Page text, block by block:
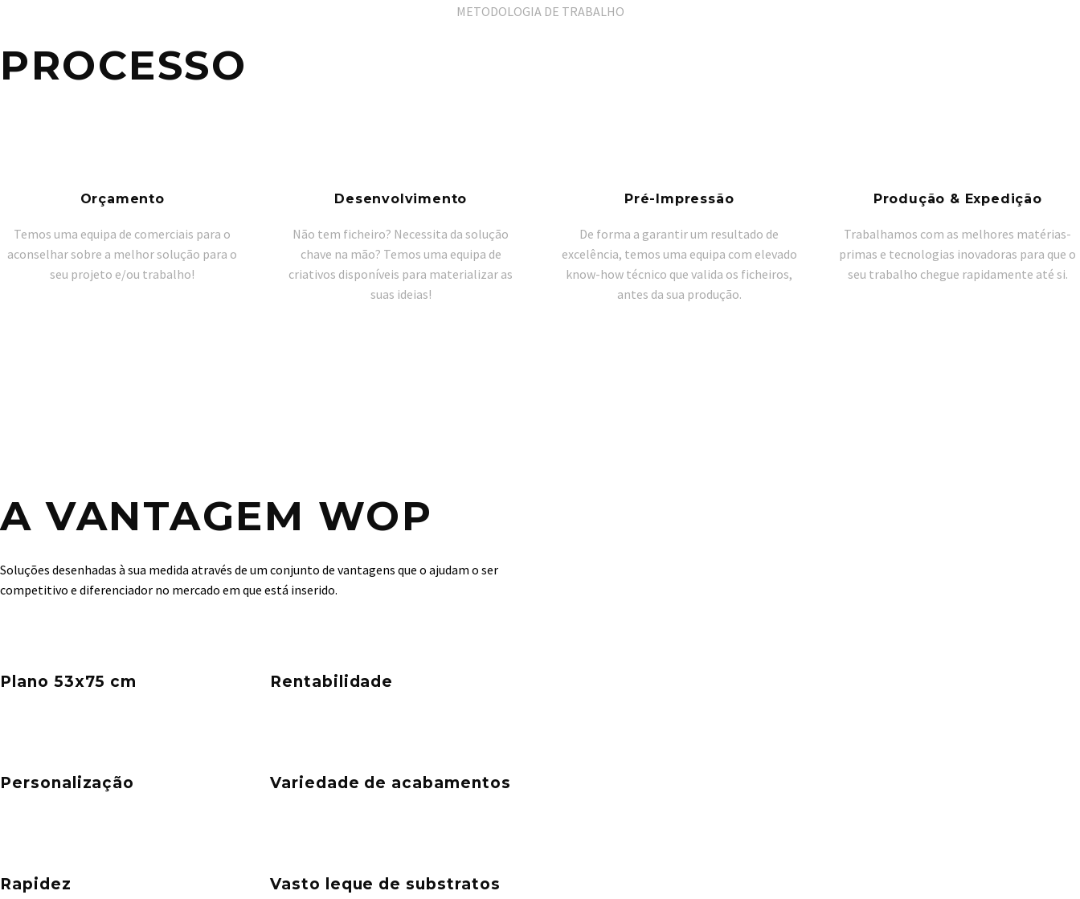
METODOLOGIA DE TRABALHO
PROCESSO
Orçamento
Temos uma equipa de comerciais para o
aconselhar sobre a melhor solução para o
seu projeto e/ou trabalho!
Desenvolvimento
Não tem ficheiro? Necessita da solução
chave na mão? Temos uma equipa de
criativos disponíveis para materializar as
suas ideias!
Pré-Impressão
De forma a garantir um resultado de
excelência, temos uma equipa com elevado
know-how técnico que valida os ficheiros,
antes da sua produção.
Produção & Expedição
Trabalhamos com as melhores matérias-
primas e tecnologias inovadoras para que o
seu trabalho chegue rapidamente até si.
A VANTAGEM WOP
Soluções desenhadas à sua medida através de um conjunto de vantagens que o ajudam o ser
competitivo e diferenciador no mercado em que está inserido.
Plano 53x75 cm
Personalização
Rapidez
Rentabilidade
Variedade de acabamentos​
Vasto leque de substratos